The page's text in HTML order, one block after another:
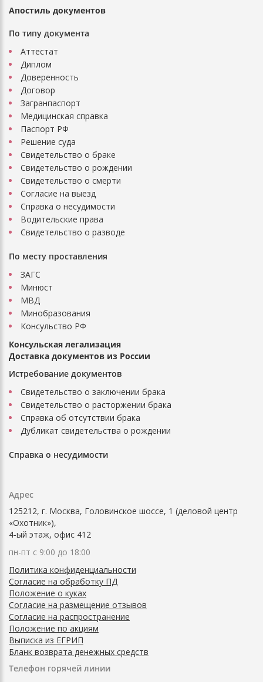
Апостиль документов
По типу документа
Аттестат
Диплом
Доверенность
Договор
Загранпаспорт
Медицинская справка
Паспорт РФ
Решение суда
Свидетельство о браке
Свидетельство о рождении
Свидетельство о смерти
Согласие на выезд
Справка о несудимости
Водительские права
Свидетельство о разводе
По месту проставления
ЗАГС
Минюст
МВД
Минобразования
Консульство РФ
Консульская легализация
Доставка документов из России
Истребование документов
Свидетельство о заключении брака
Свидетельство о расторжении брака
Справка об отсутствии брака
Дубликат свидетельства о рождении
Справка о несудимости
Адрес
125212, г. Москва, Головинское шоссе, 1 (деловой центр
«Охотник»),
4-ый этаж, офис 412
пн-пт с 9:00 до 18:00
Политика конфиденциальности
Согласие на обработку ПД
Положение о куках
Согласие на размещение отзывов
Согласие на распространение
Положение по акциям
Выписка из ЕГРИП
Бланк возврата денежных средств
Телефон горячей линии